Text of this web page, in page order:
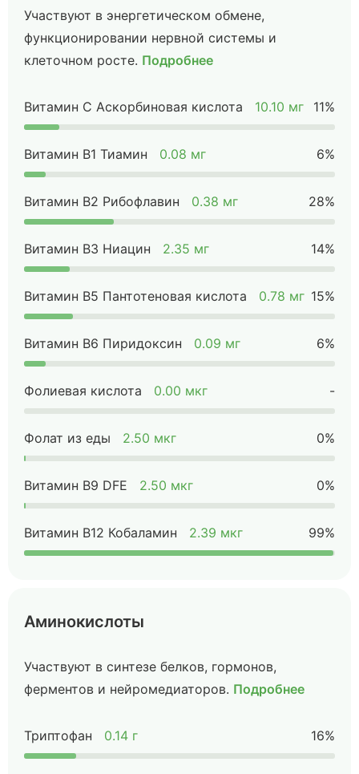
Участвуют в энергетическом обмене,
функционировании нервной системы и
клеточном росте. Подробнее
Витамин C Аскорбиновая кислота 10.10 мг 11%
Витамин B1 Тиамин 0.08 мг 6%
Витамин B2 Рибофлавин 0.38 мг 28%
Витамин B3 Ниацин 2.35 мг 14%
Витамин B5 Пантотеновая кислота 0.78 мг 15%
Витамин B6 Пиридоксин 0.09 мг 6%
Фолиевая кислота 0.00 мкг -
Фолат из еды 2.50 мкг 0%
Витамин B9 DFE 2.50 мкг 0%
Витамин B12 Кобаламин 2.39 мкг 99%
Аминокислоты
Участвуют в синтезе белков, гормонов,
ферментов и нейромедиаторов. Подробнее
Триптофан 0.14 г 16%